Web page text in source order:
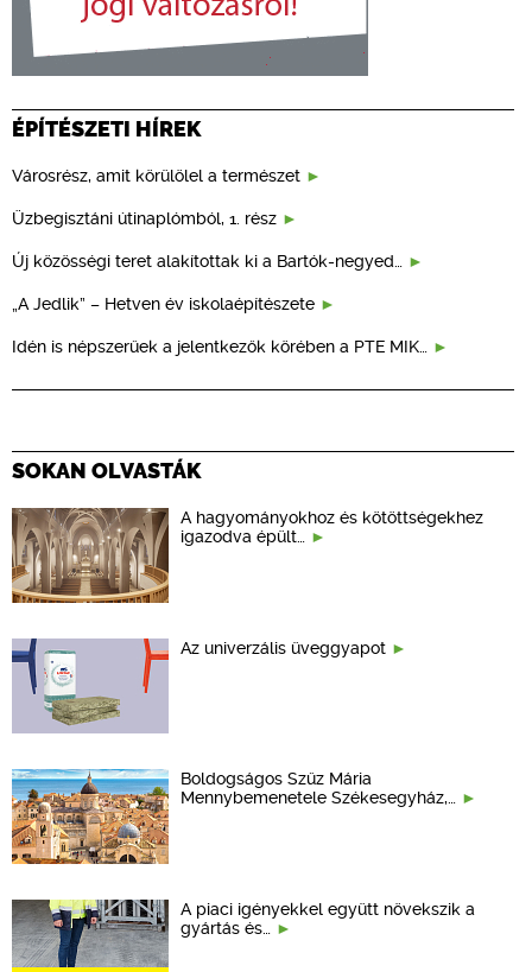
ÉPÍTÉSZETI HÍREK
Városrész, amit körülölel a természet
Üzbegisztáni útinaplómból, 1. rész
Új közösségi teret alakítottak ki a Bartók-negyed…
„A Jedlik” – Hetven év iskolaépítészete
Idén is népszerűek a jelentkezők körében a PTE MIK…
SOKAN OLVASTÁK
A hagyományokhoz és kötöttségekhez
igazodva épült…
Az univerzális üveggyapot
Boldogságos Szűz Mária
Mennybemenetele Székesegyház,…
A piaci igényekkel együtt növekszik a
gyártás és…